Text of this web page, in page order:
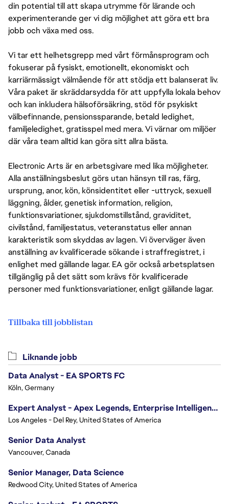
din potential till att skapa utrymme för lärande och
experimenterande ger vi dig möjlighet att göra ett bra
jobb och växa med oss.
Vi tar ett helhetsgrepp med vårt förmånsprogram och
fokuserar på fysiskt, emotionellt, ekonomiskt och
karriärmässigt välmående för att stödja ett balanserat liv.
Våra paket är skräddarsydda för att uppfylla lokala behov
och kan inkludera hälsoförsäkring, stöd för psykiskt
välbefinnande, pensionssparande, betald ledighet,
familjeledighet, gratisspel med mera. Vi värnar om miljöer
där våra team alltid kan göra sitt allra bästa.
Electronic Arts är en arbetsgivare med lika möjligheter.
Alla anställningsbeslut görs utan hänsyn till ras, färg,
ursprung, anor, kön, könsidentitet eller -uttryck, sexuell
läggning, ålder, genetisk information, religion,
funktionsvariationer, sjukdomstillstånd, graviditet,
civilstånd, familjestatus, veteranstatus eller annan
karakteristik som skyddas av lagen. Vi överväger även
anställning av kvalificerade sökande i straffregistret, i
enlighet med gällande lagar. EA gör också arbetsplatsen
tillgänglig på det sätt som krävs för kvalificerade
personer med funktionsvariationer, enligt gällande lagar.
Tillbaka till jobblistan
Liknande jobb
Data Analyst - EA SPORTS FC
Köln, Germany
Expert Analyst - Apex Legends, Enterprise Intelligence (EI)
Los Angeles - Del Rey, United States of America
Senior Data Analyst
Vancouver, Canada
Senior Manager, Data Science
Redwood City, United States of America